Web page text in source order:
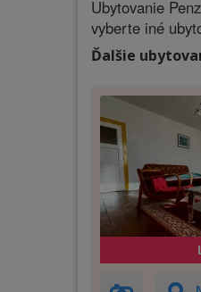
Ubytovanie
vyberte iné
Ďalšie